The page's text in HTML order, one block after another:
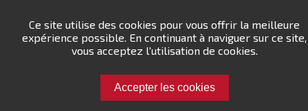
Ce site utilise des cookies pour vous offrir la meilleure
expérience possible. En continuant à naviguer sur ce site,
vous acceptez l'utilisation de cookies.
Accepter les cookies
Victoire la plus rapide
104s
Victoire la plus lente
417s